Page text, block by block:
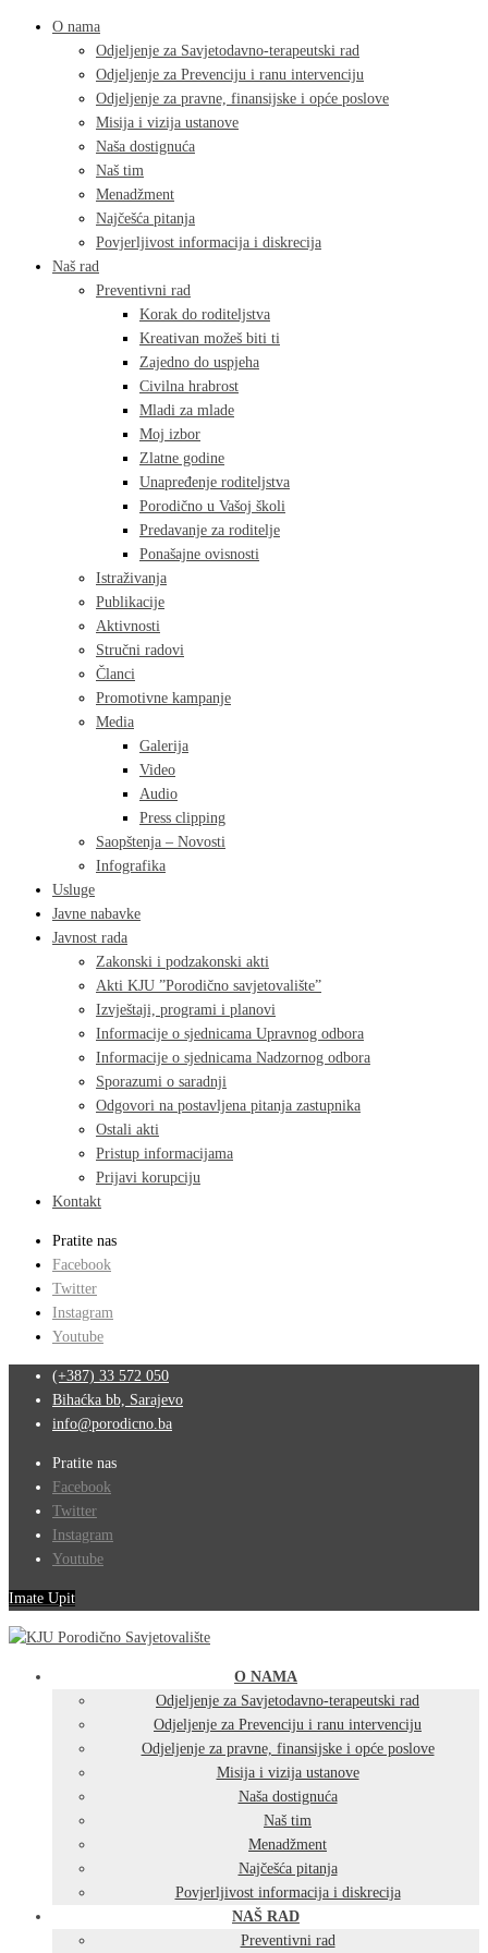
O nama
Odjeljenje za Savjetodavno-terapeutski rad
Odjeljenje za Prevenciju i ranu intervenciju
Odjeljenje za pravne, finansijske i opće poslove
Misija i vizija ustanove
Naša dostignuća
Naš tim
Menadžment
Najčešća pitanja
Povjerljivost informacija i diskrecija
Naš rad
Preventivni rad
Korak do roditeljstva
Kreativan možeš biti ti
Zajedno do uspjeha
Civilna hrabrost
Mladi za mlade
Moj izbor
Zlatne godine
Unapređenje roditeljstva
Porodično u Vašoj školi
Predavanje za roditelje
Ponašajne ovisnosti
Istraživanja
Publikacije
Aktivnosti
Stručni radovi
Članci
Promotivne kampanje
Media
Galerija
Video
Audio
Press clipping
Saopštenja – Novosti
Infografika
Usluge
Javne nabavke
Javnost rada
Zakonski i podzakonski akti
Akti KJU ”Porodično savjetovalište”
Izvještaji, programi i planovi
Informacije o sjednicama Upravnog odbora
Informacije o sjednicama Nadzornog odbora
Sporazumi o saradnji
Odgovori na postavljena pitanja zastupnika
Ostali akti
Pristup informacijama
Prijavi korupciju
Kontakt
Pratite nas
Facebook
Twitter
Instagram
Youtube
(+387) 33 572 050
Bihaćka bb, Sarajevo
info@porodicno.ba
Pratite nas
Facebook
Twitter
Instagram
Youtube
Imate Upit
O NAMA
Odjeljenje za Savjetodavno-terapeutski rad
Odjeljenje za Prevenciju i ranu intervenciju
Odjeljenje za pravne, finansijske i opće poslove
Misija i vizija ustanove
Naša dostignuća
Naš tim
Menadžment
Najčešća pitanja
Povjerljivost informacija i diskrecija
NAŠ RAD
Preventivni rad